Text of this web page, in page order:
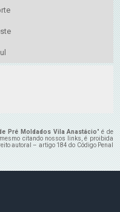
Pré Moldados Vila Anastácio" é de
citando nossos links, é proibida
autoral – artigo 184 do Código Penal